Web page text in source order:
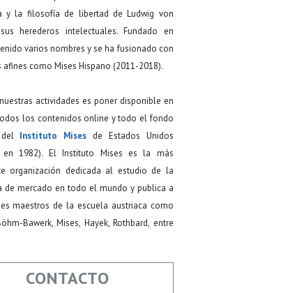
y la filosofía de libertad de Ludwig von
herederos intelectuales. Fundado en
varios nombres y se ha fusionado con
afines como Mises Hispano (2011-2018).
actividades es poner disponible en
los contenidos online y todo el fondo
Instituto Mises de Estados Unidos
en 1982). El Instituto Mises es la más
organización dedicada al estudio de la
de mercado en todo el mundo y publica a
maestros de la escuela austriaca como
Bawerk, Mises, Hayek, Rothbard, entre
CONTACTO